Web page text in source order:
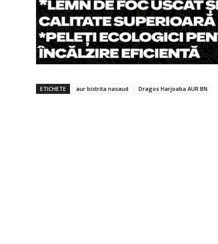
ETICHETE aur bistrita nasaud Dragos Harjoaba AUR BN